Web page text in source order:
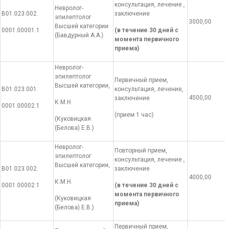
В01.023.002.
0001.00001.1
Невролог-
эпилептолог
Высшей категории
(Бавдурный А.А.)
консультация, лечение ,
заключение
(в течение 30 дней с
момента первичного
приема)
3000,00
В01.023.001.
0001.00002.1
Невролог-
эпилептолог
Высшей категории,
К.М.Н.
(Куковицкая
(Белова) Е.В.)
Первичный прием,
консультация, лечение,
заключение
(прием 1 час)
4500,00
В01.023.002.
0001.00002.1
Невролог-
эпилептолог
Высшей категории,
К.М.Н.
(Куковицкая
(Белова) Е.В.)
Повторный прием,
консультация, лечение ,
заключение
(в течение 30 дней с
момента первичного
приема)
4000,00
Первичный прием,